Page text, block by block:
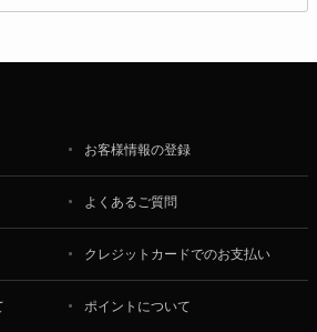
お客様情報の登録
よくあるご質問
クレジットカードでのお支払い
ポイントについて